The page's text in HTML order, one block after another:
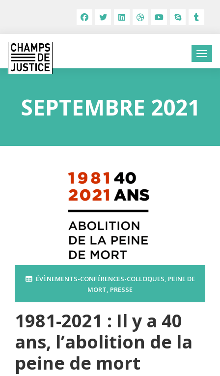
SEPTEMBRE 2021
ÉVÈNEMENTS-CONFÉRENCES-COLLOQUES, PEINE DE
MORT, PRESSE
1981-2021 : Il y a 40
ans, l’abolition de la
peine de mort